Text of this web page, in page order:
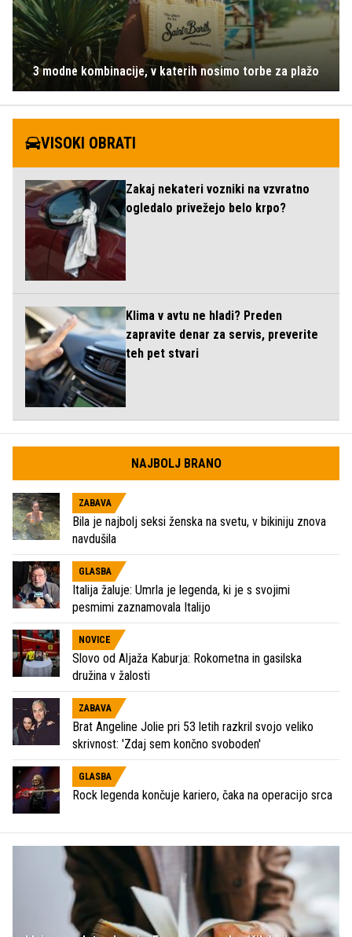
3 modne kombinacije, v katerih nosimo torbe za plažo
VISOKI OBRATI
Zakaj nekateri vozniki na vzvratno
ogledalo privežejo belo krpo?
Klima v avtu ne hladi? Preden
zapravite denar za servis, preverite
teh pet stvari
NAJBOLJ BRANO
ZABAVA
Bila je najbolj seksi ženska na svetu, v bikiniju znova
navdušila
GLASBA
Italija žaluje: Umrla je legenda, ki je s svojimi
pesmimi zaznamovala Italijo
NOVICE
Slovo od Aljaža Kaburja: Rokometna in gasilska
družina v žalosti
ZABAVA
Brat Angeline Jolie pri 53 letih razkril svojo veliko
skrivnost: 'Zdaj sem končno svoboden'
GLASBA
Rock legenda končuje kariero, čaka na operacijo srca